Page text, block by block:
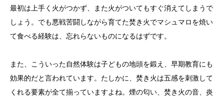
最初は上手く火がつかず、また火がついてもすぐ消えてしまうで
しょう。でも悪戦苦闘しながら育てた焚き火でマシュマロを焼い
て食べる経験は、忘れらないものになるはずです。
また、こういった自然体験は子どもの地頭を鍛え、早期教育にも
効果的だと言われています。たしかに、焚き火は五感を刺激して
くれる要素が全て揃っていますよね。煙の匂い、焚き火の音、炎